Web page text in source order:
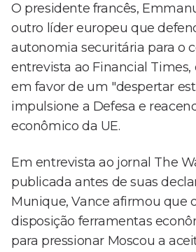
O presidente francês,
outro líder europeu que
autonomia securitária para o
entrevista ao Financial
em favor de um "despertar
impulsione a Defesa e
econômico da UE.
Em entrevista ao jornal The
publicada antes de suas
Munique, Vance afirmou que
disposição ferramentas
para pressionar Moscou a